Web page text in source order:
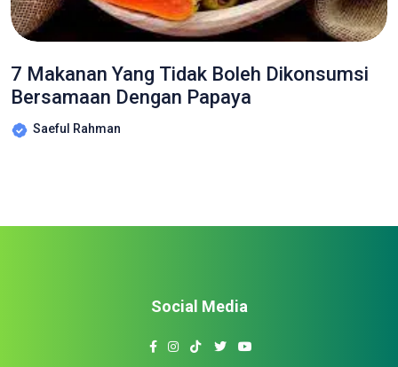
7 Makanan Yang Tidak Boleh Dikonsumsi
Bersamaan Dengan Papaya
Saeful Rahman
Social Media